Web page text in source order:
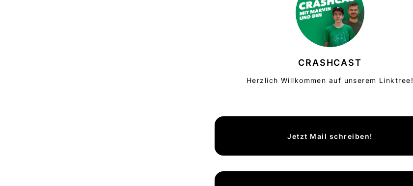
CRASHCAST
Herzlich Willkommen auf unserem Linktree!
Jetzt Mail schreiben!